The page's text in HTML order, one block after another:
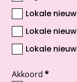
Lokale
Lokale
Lokale
Akkoord*